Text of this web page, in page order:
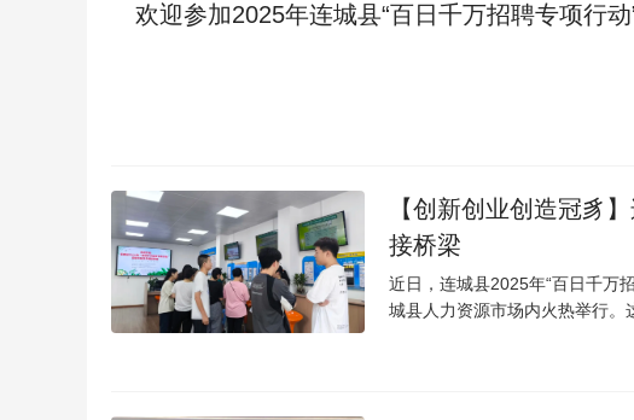
欢迎参加2025年连城县“百日千万招聘专项行
【创新创业创造冠豸
接桥梁
近日，连城县2025年“百日千万
城县人力资源市场内火热举行。